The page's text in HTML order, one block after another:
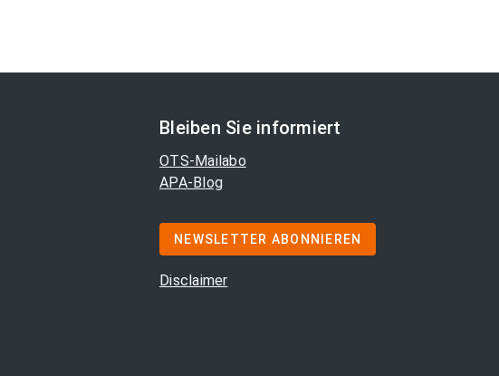
Bleiben Sie informiert
OTS-Mailabo
APA-Blog
NEWSLETTER ABONNIEREN
Disclaimer